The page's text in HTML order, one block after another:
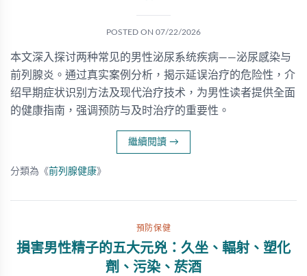
POSTED ON 07/22/2026
本文深入探讨两种常见的男性泌尿系统疾病——泌尿感染与
前列腺炎。通过真实案例分析，揭示延误治疗的危险性，介
绍早期症状识别方法及现代治疗技术，为男性读者提供全面
的健康指南，强调预防与及时治疗的重要性。
繼續閱讀 →
分類為《前列腺健康》
預防保健
損害男性精子的五大元兇：久坐、輻射、塑化
劑、污染、菸酒